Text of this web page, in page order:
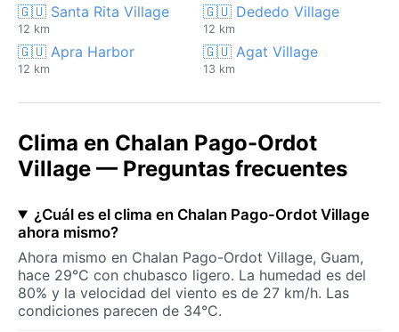
🇬🇺 Santa Rita Village
12 km
🇬🇺 Dededo Village
12 km
🇬🇺 Apra Harbor
12 km
🇬🇺 Agat Village
13 km
Clima en Chalan Pago-Ordot
Village — Preguntas frecuentes
¿Cuál es el clima en Chalan Pago-Ordot Village
ahora mismo?
Ahora mismo en Chalan Pago-Ordot Village, Guam,
hace 29°C con chubasco ligero. La humedad es del
80% y la velocidad del viento es de 27 km/h. Las
condiciones parecen de 34°C.